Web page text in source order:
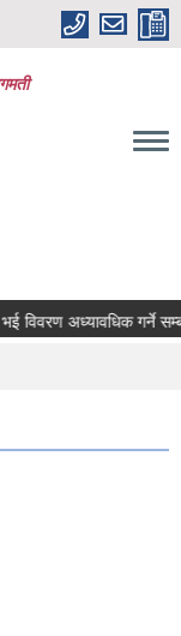
अध्यावधिक गर्ने